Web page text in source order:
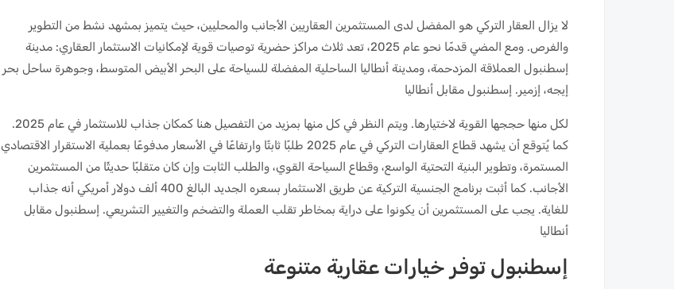
لا يزال العقار التركي هو المفضل لدى المستثمرين العقاريين الأجانب والمحليين، حيث يتميز بمشهد نشط من التطوير
والفرص. ومع المضي قدمًا نحو عام 2025، تعد ثلاث مراكز حضرية توصيات قوية لإمكانيات الاستثمار العقاري: مدينة
إسطنبول العملاقة المزدحمة، ومدينة أنطاليا الساحلية المفضلة للسياحة على البحر الأبيض المتوسط، وجوهرة ساحل بحر
إيجه، إزمير. إسطنبول مقابل أنطاليا
لكل منها حججها القوية لاختيارها. ويتم النظر في كل منها بمزيد من التفصيل هنا كمكان جذاب للاستثمار في عام 2025.
كما يُتوقع أن يشهد قطاع العقارات التركي في عام 2025 طلبًا ثابتًا وارتفاعًا في الأسعار مدفوعًا بعملية الاستقرار الاقتصادي
المستمرة، وتطوير البنية التحتية الواسع، وقطاع السياحة القوي، والطلب الثابت وإن كان متقلبًا حديثًا من المستثمرين
الأجانب. كما أثبت برنامج الجنسية التركية عن طريق الاستثمار بسعره الجديد البالغ 400 ألف دولار أمريكي أنه جذاب
للغاية. يجب على المستثمرين أن يكونوا على دراية بمخاطر تقلب العملة والتضخم والتغيير التشريعي. إسطنبول مقابل
أنطاليا
إسطنبول توفر خيارات عقارية متنوعة